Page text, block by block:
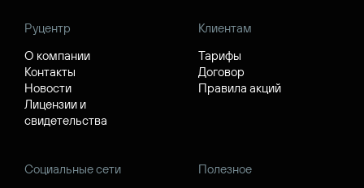
Руцентр
О компании
Контакты
Новости
Лицензии и
свидетельства
Клиентам
Тарифы
Договор
Правила акций
Социальные сети
Полезное